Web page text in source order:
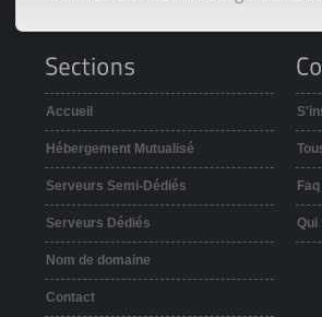
Accueil
Hébergement Mutualisé
Serveurs Semi-Dédiés
Serveurs Dédiés
Nom de domaine
Contact
Faq
Qui